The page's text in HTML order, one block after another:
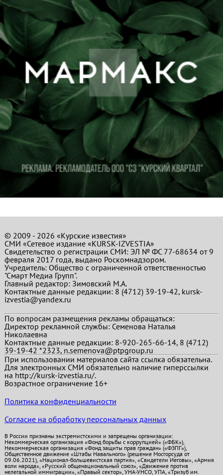
© 2009 - 2026 «Курские известия»
СМИ «Сетевое издание «KURSK-IZVESTIA»
Свидетельство о регистрации СМИ: ЭЛ № ФС 77-68634 от 9
февраля 2017 года, выдано Роскомнадзором.
Учредитель: Общество с ограниченной ответственностью
"Смарт Медиа Групп".
Главный редактор:Зимовский М.А.
Контактные данные редакции: 8 (4712) 39-19-42, kursk-
izvestia@yandex.ru
По вопросам размещения рекламы обращаться:
Директор рекламной службы: Семенова Наталья
Николаевна
Контактные данные редакции: 8-920-265-66-14, 8 (4712)
39-19-42 *2323, n.semenova@ptpgroup.ru
При использовании материалов сайта ссылка обязательна.
Для электронных СМИ обязательно наличие гиперссылки
на http://kursk-izvestia.ru/.
Возрастное ограничение 16+
Политика конфиденциальности
Согласие на обработку персональных данных
В России признаны экстремистскими и запрещены организации:
Некоммерческая организация «Фонд борьбы с коррупцией» («ФБК»),
Некоммерческая организация «Фонд защиты прав граждан» («ФЗПГ»),
Общественное движение «Штабы Навального» (решение Мосгорсуда от
09.06.2021), «Национал-большевистская партия», «Свидетели Иеговы», «Армия
воли народа», «Русский общенациональный союз», «Движение против
нелегальной иммиграции», «Правый сектор», УНА-УНСО, УПА, «Тризуб им.